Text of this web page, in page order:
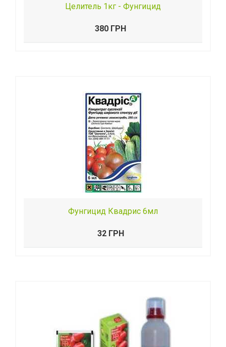
Целитель 1кг - Фунгицид
380 ГРН
Фунгицид Квадрис 6мл
32 ГРН